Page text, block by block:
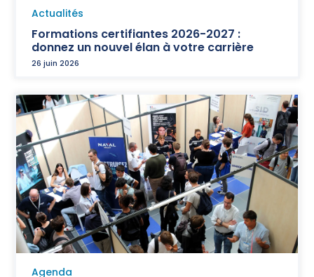
Actualités
Formations certifiantes 2026-2027 :
donnez un nouvel élan à votre carrière
26 juin 2026
Agenda